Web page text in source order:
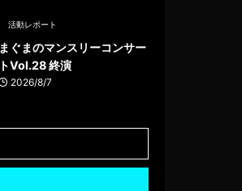
活動レポート
まぐまのマンスリーコンサー
トVol.28 終演
2026/8/7